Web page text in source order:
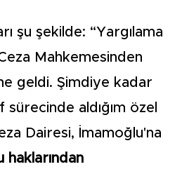
şu şekilde: “Yargılama
Mahkemesinden
geldi. Şimdiye kadar
aldığım özel
Dairesi, İmamoğlu'na
haklarından